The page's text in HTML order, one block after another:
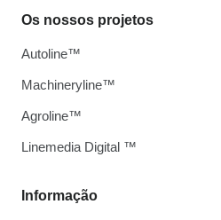
Informação
Os nossos projetos
Autoline™
Machineryline™
Agroline™
Linemedia Digital ™